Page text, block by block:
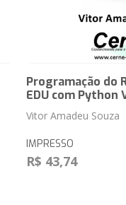
Programação do
EDU com Python
Vitor Amadeu Souza
IMPRESSO
R$ 43,74